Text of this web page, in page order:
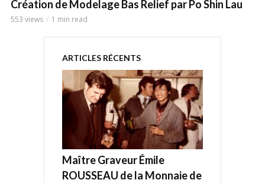
Création de Modelage Bas Relief par Po Shin Lau
553 views 1 min read
ARTICLES RÉCENTS
Maître Graveur Émile
ROUSSEAU de la Monnaie de